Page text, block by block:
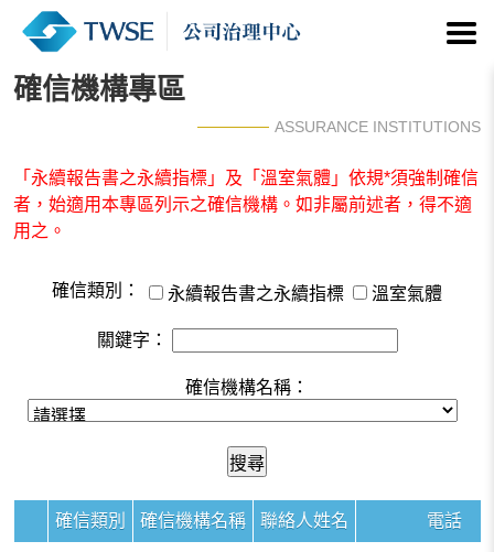
確信機構專區
ASSURANCE INSTITUTIONS
「永續報告書之永續指標」及「溫室氣體」依規*須強制確信
者，始適用本專區列示之確信機構。如非屬前述者，得不適
用之。
確信類別： 永續報告書之永續指標 溫室氣體
關鍵字：
確信機構名稱：
確信類別 確信機構名稱 聯絡人姓名 電話